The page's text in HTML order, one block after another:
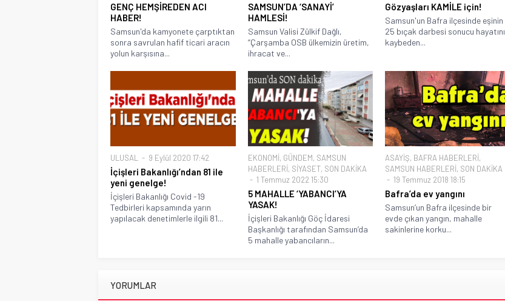
GENÇ HEMŞİREDEN ACI
HABER!
Samsun'da kamyonete çarptıktan
sonra savrulan hafif ticari aracın
yolun karşısına...
SAMSUN’DA ‘SANAYİ’
HAMLESİ!
Samsun Valisi Zülkif Dağlı,
“Çarşamba OSB ülkemizin üretim,
ihracat ve...
Gözyaşları KAMİLE için!
Samsun'un Bafra ilçesinde eşinin
25 bıçak darbesi sonucu hayatını
kaybeden...
ULUSAL 9 Eylül 2020 17:42
İçişleri Bakanlığı’ndan 81 ile
yeni genelge!
İçişleri Bakanlığı Covid -19
Tedbirleri kapsamında yarın
yapılacak denetimlerle ilgili 81...
EKONOMİ, GÜNDEM, SAMSUN
HABERLERİ, SİYASET, SON DAKİKA
1 Temmuz 2022 15:30
5 MAHALLE ‘YABANCI’YA
YASAK!
İçişleri Bakanlığı Göç İdaresi
Başkanlığı tarafından Samsun’da
5 mahalle yabancıların...
ASAYİŞ, BAFRA HABERLERİ,
SAMSUN HABERLERİ, SON DAKİKA
19 Temmuz 2018 18:15
Bafra’da ev yangını
Samsun’un Bafra ilçesinde bir
evde çıkan yangın, mahalle
sakinlerine korku...
YORUMLAR